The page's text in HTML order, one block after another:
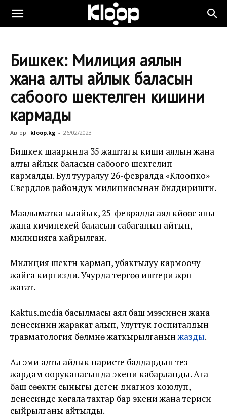
Бишкек: Милиция аялын
жана алты айлык баласын
сабоого шектелген кишини
кармады
Автор: kloop.kg - 26/02/2023
Бишкек шаарында 35 жаштагы киши аялын жана
алты айлык баласын сабоого шектелип
кармалды. Бул тууралуу 26-февралда «Клоопко»
Свердлов райондук милициясынан билдиришти.
Маалыматка ылайык, 25-февралда аял күйөөсү аны
жана кичинекей баласын сабаганын айтып,
милицияга кайрылган.
Милиция шектүүнү кармап, убактылуу кармоочу
жайга киргизди. Учурда тергөө иштери жүрүп
жатат.
Kaktus.media басылмасы аял баш мээсинен жана
денесинин жаракат алып, Улуттук госпиталдын
травматология бөлүмүнө жаткырылганынжазды.
Ал эми алты айлык наристе балдардын тез
жардам ооруканасында экени кабарланды. Ага
баш сөөктүн сыныгы деген диагноз коюлуп,
денесинде көгала тактар бар экени жана териси
сыйрылганы айтылды.